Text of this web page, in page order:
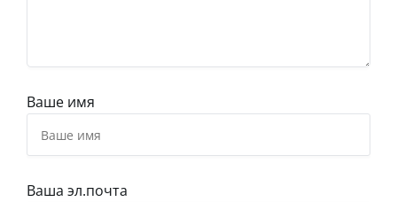
Ваше имя
Ваша эл.почта